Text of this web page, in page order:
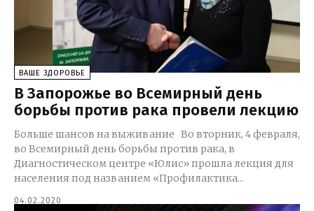
ВАШЕ ЗДОРОВЬЕ
В Запорожье во Всемирный день
борьбы против рака провели лекцию
Больше шансов на выживание Во вторник, 4 февраля,
во Всемирный день борьбы против рака, в
Диагностическом центре «Юлис» прошла лекция для
населения под названием «Профилактика...
04.02.2020